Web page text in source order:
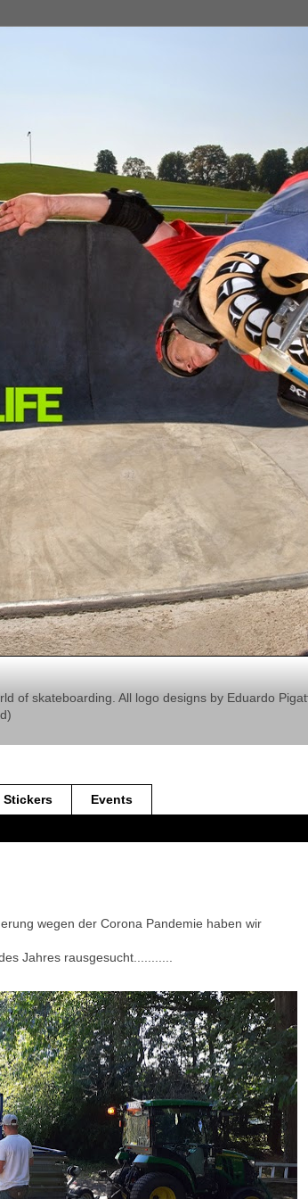
of skateboarding. All logo designs by Eduardo
Stickers Events
wegen der Corona Pandemie haben wir
Jahres rausgesucht...........